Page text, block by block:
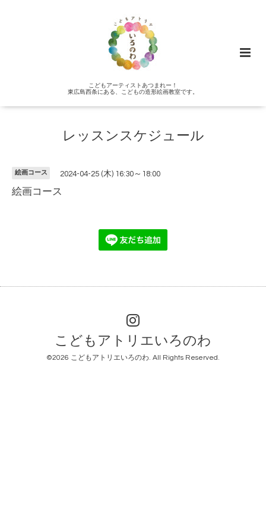
こどもアーティストあつまれー！
東広島西条にある、こどもの造形絵画教室です。
レッスンスケジュール
絵画コース 2024-04-25 (木) 16:30～18:00
絵画コース
こどもアトリエいろのわ
©2026 こどもアトリエいろのわ. All Rights Reserved.